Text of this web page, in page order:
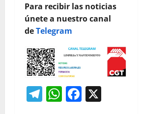
Para recibir las noticias
únete a nuestro canal
deTelegram
Telegram
WhatsApp
Facebook